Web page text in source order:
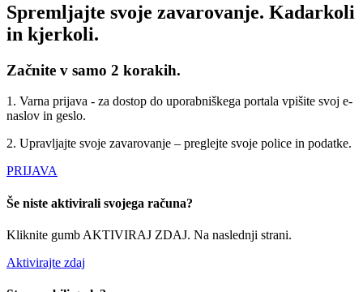
Spremljajte svoje zavarovanje. Kadarkoli
in kjerkoli.
Začnite v samo 2 korakih.
1. Varna prijava - za dostop do uporabniškega portala vpišite svoj e-
naslov in geslo.
2. Upravljajte svoje zavarovanje – preglejte svoje police in podatke.
PRIJAVA
Še niste aktivirali svojega računa?
Kliknite gumb AKTIVIRAJ ZDAJ. Na naslednji strani.
Aktivirajte zdaj